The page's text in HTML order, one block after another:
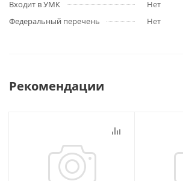
Входит в УМК
Нет
Федеральный перечень
Нет
Рекомендации